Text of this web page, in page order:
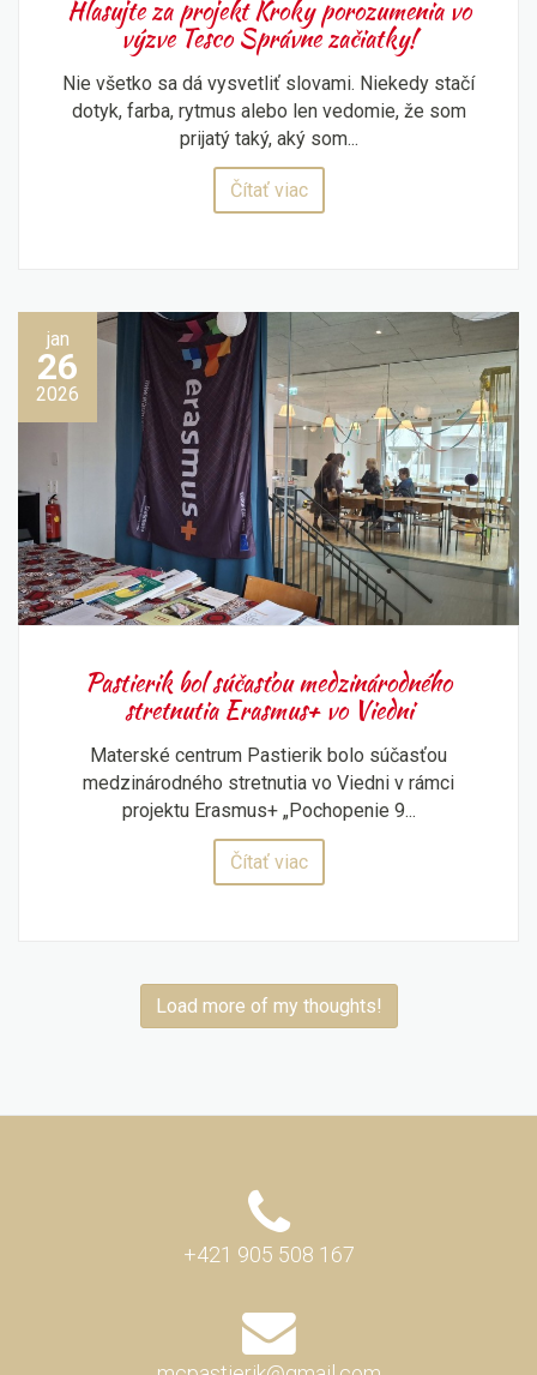
Hlasujte za projekt Kroky porozumenia vo
výzve Tesco Správne začiatky!
Nie všetko sa dá vysvetliť slovami. Niekedy stačí
dotyk, farba, rytmus alebo len vedomie, že som
prijatý taký, aký som...
Čítať viac
jan
26
2026
Pastierik bol súčasťou medzinárodného
stretnutia Erasmus+ vo Viedni
Materské centrum Pastierik bolo súčasťou
medzinárodného stretnutia vo Viedni v rámci
projektu Erasmus+ „Pochopenie 9...
Čítať viac
Load more of my thoughts!
+421 905 508 167